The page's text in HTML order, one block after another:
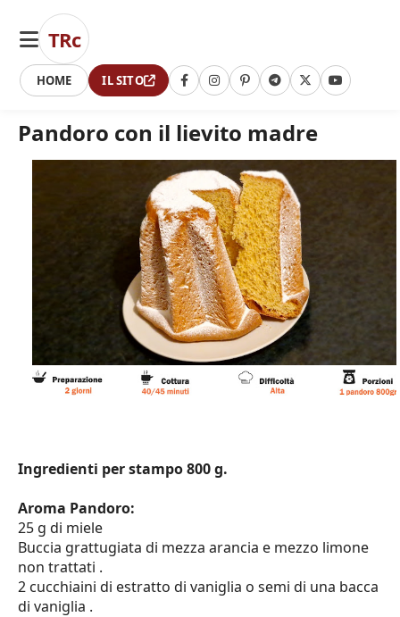
NEWSLETTER
articoli
direttamente
Powered
NAVIGAZIONE
TRc
HOME IL SITO
Pandoro con il lievito madre
Ingredienti per stampo 800 g.
Aroma Pandoro:
25 g di miele
Buccia grattugiata di mezza arancia e mezzo limone
non trattati .
2 cucchiaini di estratto di vaniglia o semi di una bacca
di vaniglia .